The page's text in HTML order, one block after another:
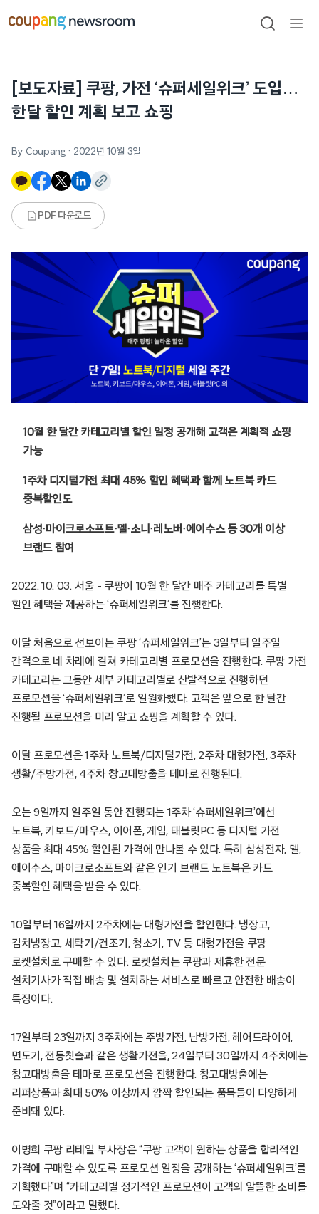
건너뛰기
검색
[보도자료] 쿠팡, 가전 ‘슈퍼세일위크’ 도입…
한달 할인 계획 보고 쇼핑
By Coupang · 2022년 10월 3일
PDF 다운로드
10월 한 달간 카테고리별 할인 일정 공개해 고객은 계획적 쇼핑
가능
1주차 디지털가전 최대 45% 할인 혜택과 함께 노트북 카드
중복할인도
삼성·마이크로소프트·델·소니·레노버·에이수스 등 30개 이상
브랜드 참여
2022. 10. 03. 서울 – 쿠팡이 10월 한 달간 매주 카테고리를 특별
할인 혜택을 제공하는 ‘슈퍼세일위크’를 진행한다.
이달 처음으로 선보이는 쿠팡 ‘슈퍼세일위크’는 3일부터 일주일
간격으로 네 차례에 걸쳐 카테고리별 프로모션을 진행한다. 쿠팡 가전
카테고리는 그동안 세부 카테고리별로 산발적으로 진행하던
프로모션을 ‘슈퍼세일위크’로 일원화했다. 고객은 앞으로 한 달간
진행될 프로모션을 미리 알고 쇼핑을 계획할 수 있다.
이달 프로모션은 1주차 노트북/디지털가전, 2주차 대형가전, 3주차
생활/주방가전, 4주차 창고대방출을 테마로 진행된다.
오는 9일까지 일주일 동안 진행되는 1주차 ‘슈퍼세일위크’에선
노트북, 키보드/마우스, 이어폰, 게임, 태블릿PC 등 디지털 가전
상품을 최대 45% 할인된 가격에 만나볼 수 있다. 특히 삼성전자, 델,
에이수스, 마이크로소프트와 같은 인기 브랜드 노트북은 카드
중복할인 혜택을 받을 수 있다.
10일부터 16일까지 2주차에는 대형가전을 할인한다. 냉장고,
김치냉장고, 세탁기/건조기, 청소기, TV 등 대형가전을 쿠팡
로켓설치로 구매할 수 있다. 로켓설치는 쿠팡과 제휴한 전문
설치기사가 직접 배송 및 설치하는 서비스로 빠르고 안전한 배송이
특징이다.
17일부터 23일까지 3주차에는 주방가전, 난방가전, 헤어드라이어,
면도기, 전동칫솔과 같은 생활가전을, 24일부터 30일까지 4주차에는
창고대방출을 테마로 프로모션을 진행한다. 창고대방출에는
리퍼상품과 최대 50% 이상까지 깜짝 할인되는 품목들이 다양하게
준비돼 있다.
이병희 쿠팡 리테일 부사장은 “쿠팡 고객이 원하는 상품을 합리적인
가격에 구매할 수 있도록 프로모션 일정을 공개하는 ‘슈퍼세일위크’를
기획했다”며 “카테고리별 정기적인 프로모션이 고객의 알뜰한 소비를
도와줄 것”이라고 말했다.